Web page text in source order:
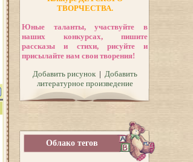
ТВОРЧЕСТВА.
Юные таланты, участвуйте в
наших конкурсах, пишите
рассказы и стихи, рисуйте и
присылайте нам свои творения!
Добавить рисунок| Добавить
литературное произведение
Облако тегов